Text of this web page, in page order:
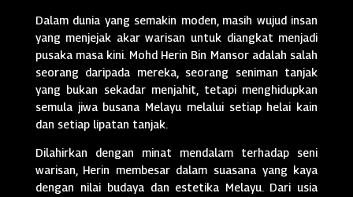
Dalam dunia yang semakin moden, masih wujud insan
yang menjejak akar warisan untuk diangkat menjadi
pusaka masa kini. Mohd Herin Bin Mansor adalah salah
seorang daripada mereka, seorang seniman tanjak
yang bukan sekadar menjahit, tetapi menghidupkan
semula jiwa busana Melayu melalui setiap helai kain
dan setiap lipatan tanjak.
Dilahirkan dengan minat mendalam terhadap seni
warisan, Herin membesar dalam suasana yang kaya
dengan nilai budaya dan estetika Melayu. Dari usia